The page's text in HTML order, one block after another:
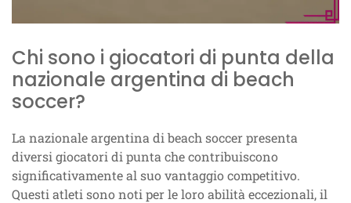
Chi sono i giocatori di punta della
nazionale argentina di beach
soccer?
La nazionale argentina di beach soccer presenta
diversi giocatori di punta che contribuiscono
significativamente al suo vantaggio competitivo.
Questi atleti sono noti per le loro abilità eccezionali, il